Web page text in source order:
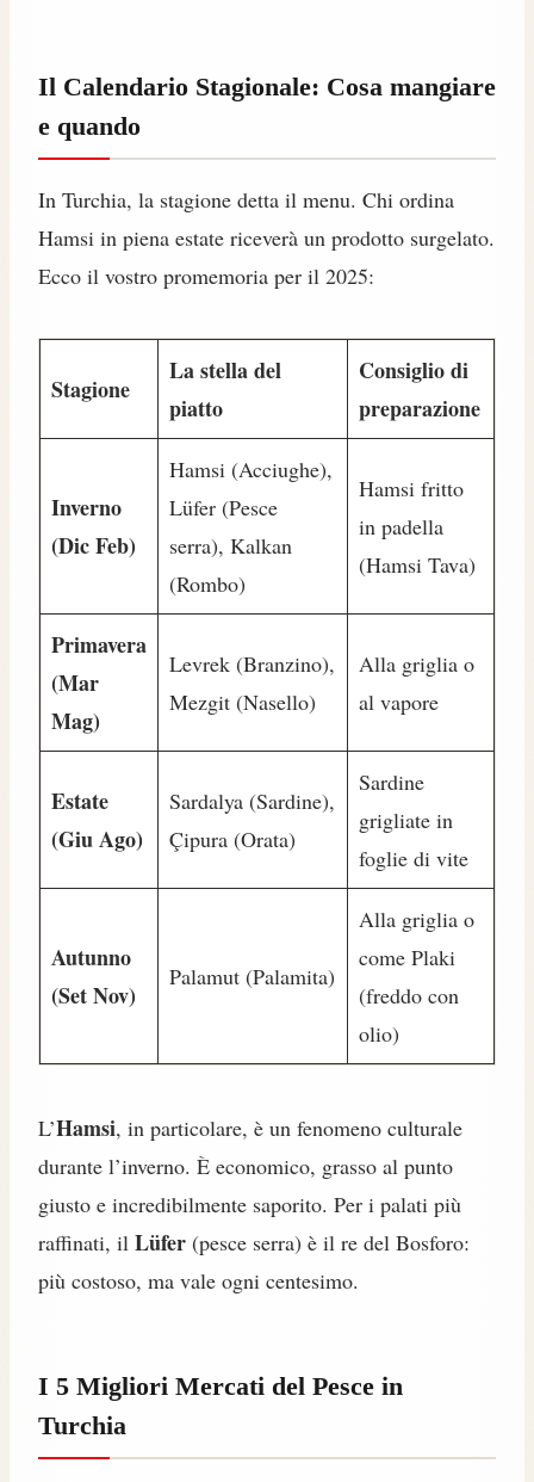
Il Calendario Stagionale: Cosa mangiare
e quando
In Turchia, la stagione detta il menu. Chi ordina
Hamsi in piena estate riceverà un prodotto surgelato.
Ecco il vostro promemoria per il 2025:
Stagione
La stella del
piatto
Consiglio di
preparazione
Inverno
(Dic Feb)
Hamsi (Acciughe),
Lüfer (Pesce
serra), Kalkan
(Rombo)
Hamsi fritto
in padella
(Hamsi Tava)
Primavera
(Mar
Mag)
Levrek (Branzino),
Mezgit (Nasello)
Alla griglia o
al vapore
Estate
(Giu Ago)
Sardalya (Sardine),
Çipura (Orata)
Sardine
grigliate in
foglie di vite
Autunno
(Set Nov)
Palamut (Palamita)
Alla griglia o
come Plaki
(freddo con
olio)
L’Hamsi, in particolare, è un fenomeno culturale
durante l’inverno. È economico, grasso al punto
giusto e incredibilmente saporito. Per i palati più
raffinati, il Lüfer (pesce serra) è il re del Bosforo:
più costoso, ma vale ogni centesimo.
I 5 Migliori Mercati del Pesce in
Turchia